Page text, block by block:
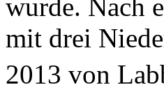
wurde. Nach
mit drei
2013 von